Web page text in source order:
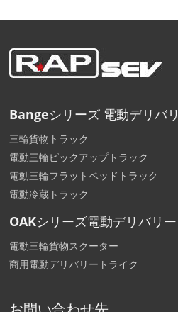
Bangeシリーズ 電動デリバ
三輪貨物トラック
電動三輪ピックアップトラック
電動三輪フラットベッドトラック
電動冷蔵トラック
OAKシリーズ電動デリバリ
電動三輪貨物スクーター
商用電動デリバリートライク